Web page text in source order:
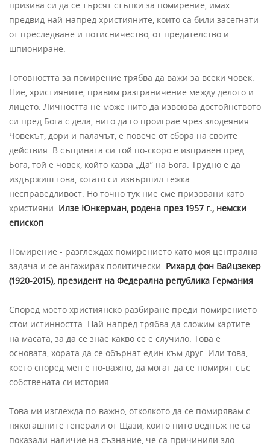
призива си да се търсят стъпки за помирение, имах
предвид най-напред християните, които са били засегнати
от преследване и потисничество, от предателство и
шпиониране.
Готовността за помирение трябва да важи за всеки човек.
Ние, християните, правим разграничение между делото и
лицето. Личността не може нито да извоюва достойнството
си пред Бога с дела, нито да го проиграе чрез злодеяния.
Човекът, дори и палачът, е повече от сбора на своите
действия. В същината си той по-скоро е изправен пред
Бога, той е човек, който казва „Да” на Бога. Трудно е да
издържиш това, когато си извършил тежка
несправедливост. Но точно тук ние сме призовани като
християни. Илзе Юнкерман, родена през 1957 г., немски
епископ
Помирение - разглеждах помирението като моя централна
задача и се ангажирах политически. Рихард фон Вайцзекер
(1920-2015), президент на Федерална република Германия
Според моето християнско разбиране преди помирението
стои истинността. Най-напред трябва да сложим картите
на масата, за да се знае какво се е случило. Това е
основата, хората да се обърнат един към друг. Или това,
което според мен е по-важно, да могат да се помирят със
собствената си история.
Това ми изглежда по-важно, отколкото да се помирявам с
някогашните генерали от Щази, които нито веднъж не са
показали наличие на съзнание, че са причинили зло.